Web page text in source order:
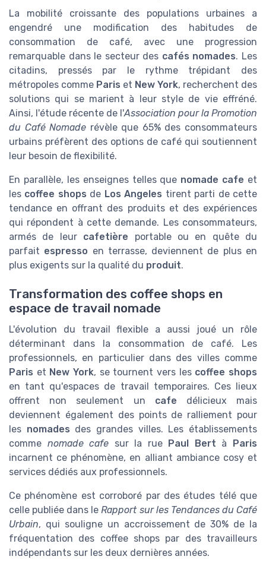
La mobilité croissante des populations urbaines a
engendré une modification des habitudes de
consommation de café, avec une progression
remarquable dans le secteur des cafés nomades. Les
citadins, pressés par le rythme trépidant des
métropoles comme Paris et New York, recherchent des
solutions qui se marient à leur style de vie effréné.
Ainsi, l'étude récente de l'Association pour la Promotion
du Café Nomade révèle que 65% des consommateurs
urbains préfèrent des options de café qui soutiennent
leur besoin de flexibilité.
En parallèle, les enseignes telles que nomade cafe et
les coffee shops de Los Angeles tirent parti de cette
tendance en offrant des produits et des expériences
qui répondent à cette demande. Les consommateurs,
armés de leur cafetière portable ou en quête du
parfait espresso en terrasse, deviennent de plus en
plus exigents sur la qualité du produit.
Transformation des coffee shops en
espace de travail nomade
L'évolution du travail flexible a aussi joué un rôle
déterminant dans la consommation de café. Les
professionnels, en particulier dans des villes comme
Paris et New York, se tournent vers les coffee shops
en tant qu'espaces de travail temporaires. Ces lieux
offrent non seulement un cafe délicieux mais
deviennent également des points de ralliement pour
les nomades des grandes villes. Les établissements
comme nomade cafe sur la rue Paul Bert à
Paris
incarnent ce phénomène, en alliant ambiance cosy et
services dédiés aux professionnels.
Ce phénomène est corroboré par des études télé que
celle publiée dans leRapport sur les Tendances du Café
Urbain, qui souligne un accroissement de 30% de la
fréquentation des coffee shops par des travailleurs
indépendants sur les deux dernières années.